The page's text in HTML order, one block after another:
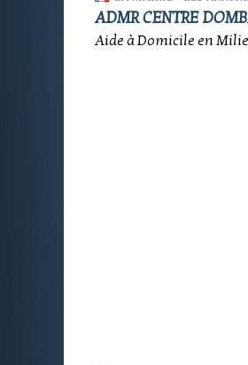
ADMR CENTRE
Aide à Domicile en